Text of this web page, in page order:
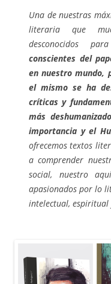
Una de nuestras
literaria que
desconocidos
conscientes del
en nuestro mundo,
el mismo se ha
críticas y
más
importancia y el
ofrecemos textos
a comprender
social, nuestro
apasionados por lo
intelectual, espiritual